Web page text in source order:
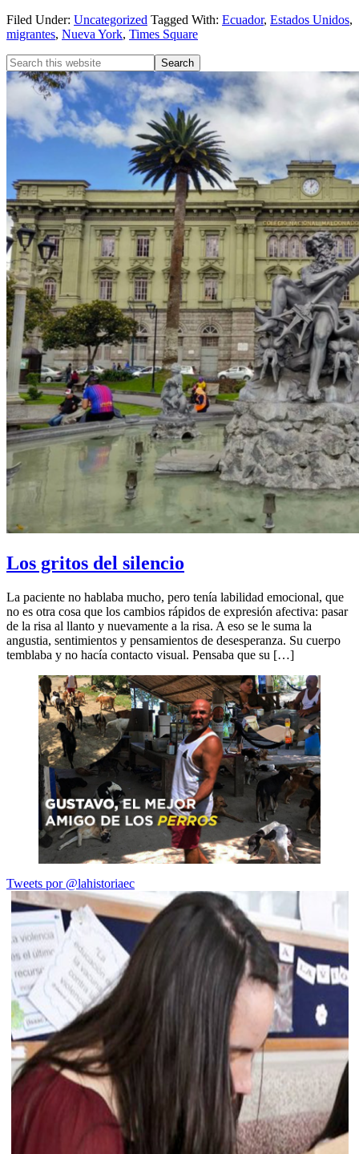
Filed Under: Uncategorized Tagged With: Ecuador, Estados Unidos,
migrantes, Nueva York, Times Square
Los gritos del silencio
La paciente no hablaba mucho, pero tenía labilidad emocional, que
no es otra cosa que los cambios rápidos de expresión afectiva: pasar
de la risa al llanto y nuevamente a la risa. A eso se le suma la
angustia, sentimientos y pensamientos de desesperanza. Su cuerpo
temblaba y no hacía contacto visual. Pensaba que su […]
Tweets por @lahistoriaec